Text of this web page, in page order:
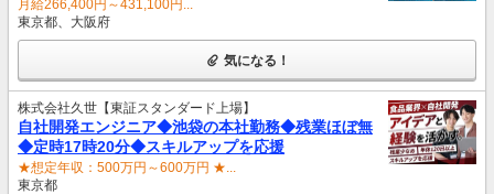
月給266,400円～431,100円...
東京都、大阪府
気になる！
株式会社久世【東証スタンダード上場】
自社開発エンジニア◆池袋の本社勤務◆残業ほぼ無
◆定時17時20分◆スキルアップを応援
★想定年収：500万円～600万円 ★...
東京都